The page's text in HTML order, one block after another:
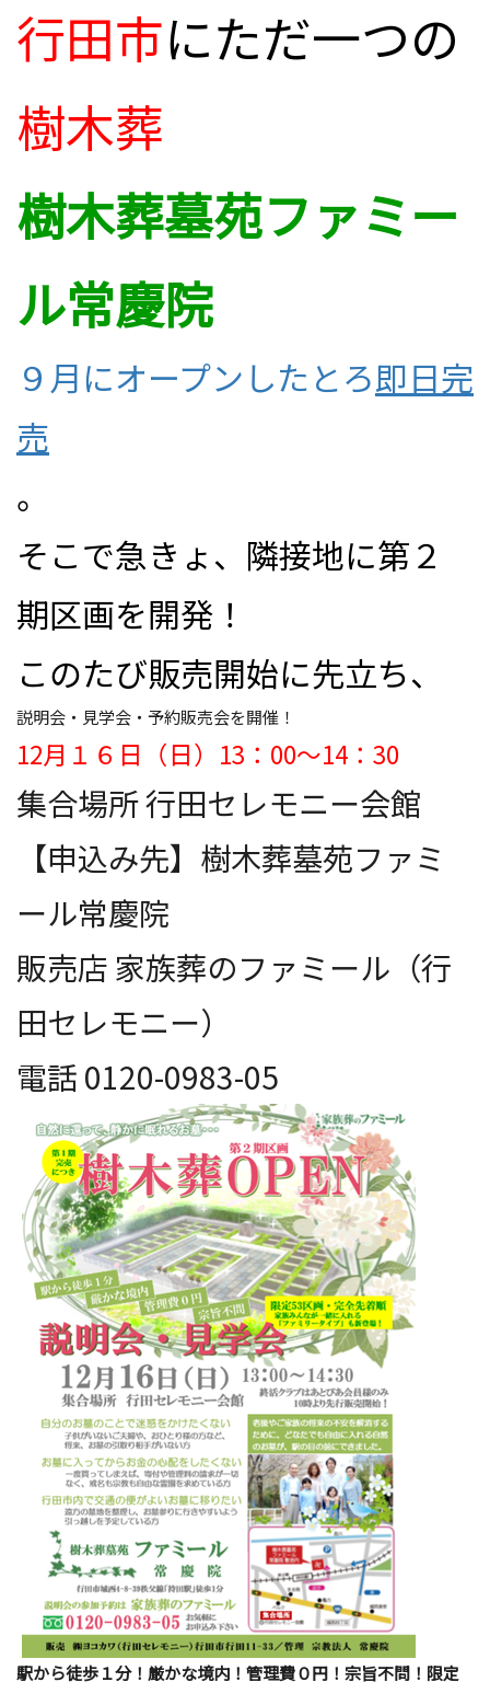
行田市にただ一つの
樹木葬
樹木葬墓苑ファミー
ル常慶院
９月にオープンしたとろ即日完
売
。
そこで急きょ、隣接地に第２
期区画を開発！
このたび販売開始に先立ち、
説明会・見学会・予約販売会を開催！
12月１６日（日）13：00～14：30
集合場所 行田セレモニー会館
【申込み先】樹木葬墓苑ファミ
ール常慶院
販売店 家族葬のファミール（行
田セレモニー）
電話 0120-0983-05
駅から徒歩１分！厳かな境内！管理費０円！宗旨不問！限定